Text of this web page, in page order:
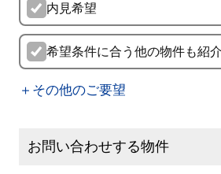
内見希望
希望条件に合う他の物件も紹
＋その他のご要望
お問い合わせする物件